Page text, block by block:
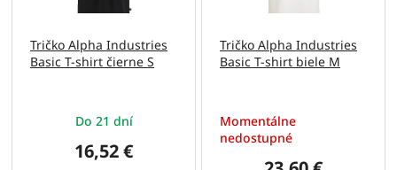
Tričko Alpha Industries
Basic T-shirt čierne S
Do 21 dní
16,52 €
Tričko Alpha Industries
Basic T-shirt biele M
Momentálne
nedostupné